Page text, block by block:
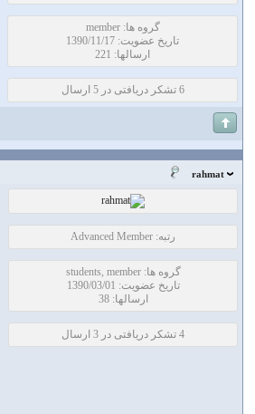
گروه ها: member
تاریخ عضویت: 1390/11/17
ارسالها: 221
6 تشکر دریافتی در 5 ارسال
rahmat
رتبه: Advanced Member
گروه ها: students, member
تاریخ عضویت: 1390/03/01
ارسالها: 38
4 تشکر دریافتی در 3 ارسال